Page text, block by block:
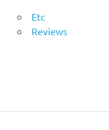
Etc
Reviews